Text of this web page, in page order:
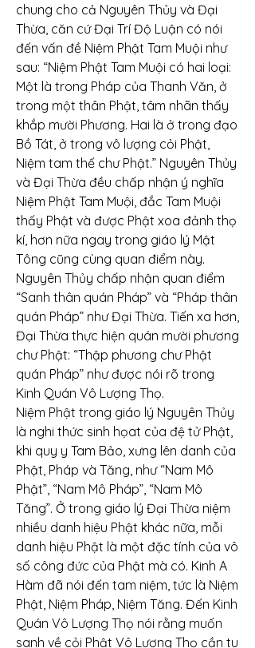
chung cho cả Nguyên Thủy và Đại
Thừa, căn cứ Đại Trí Độ Luận có nói
đến vấn đề Niệm Phật Tam Muội như
sau: “Niệm Phật Tam Muội có hai loại:
Một là trong Pháp của Thanh Văn, ở
trong một thân Phật, tâm nhãn thấy
khắp mười Phương. Hai là ở trong đạo
Bồ Tát, ở trong vô lượng cỏi Phật,
Niệm tam thế chư Phật.” Nguyên Thủy
và Đại Thừa đều chấp nhận ý nghĩa
Niệm Phật Tam Muội, đắc Tam Muội
thấy Phật và được Phật xoa đảnh thọ
kí, hơn nữa ngay trong giáo lý Mật
Tông cũng cùng quan điểm này.
Nguyên Thủy chấp nhận quan điểm
“Sanh thân quán Pháp” và “Pháp thân
quán Pháp” như Đại Thừa. Tiến xa hơn,
Đại Thừa thực hiện quán mười phương
chư Phật: “Thập phương chư Phật
quán Pháp” như được nói rõ trong
Kinh Quán Vô Lượng Thọ.
Niệm Phật trong giáo lý Nguyên Thủy
là nghi thức sinh họat của đệ tử Phật,
khi quy y Tam Bảo, xưng lên danh của
Phật, Pháp và Tăng, như “Nam Mô
Phật”, “Nam Mô Pháp”, “Nam Mô
Tăng”. Ở trong giáo lý Đại Thừa niệm
nhiều danh hiệu Phật khác nữa, mỗi
danh hiệu Phật là một đặc tính của vô
số công đức của Phật mà có. Kinh A
Hàm đã nói đến tam niệm, tức là Niệm
Phật, Niệm Pháp, Niệm Tăng. Đến Kinh
Quán Vô Lượng Thọ nói rằng muốn
sanh về cỏi Phật Vô Lượng Thọ cần tu